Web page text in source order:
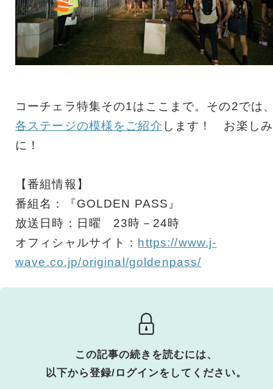
コーチェラ特集その1はここまで。その2では
各ステージの模様をご紹介 します！ お楽しみ
に！
【番組情報】
番組名：『GOLDEN PASS』
放送日時：日曜 23時－24時
オフィシャルサイト： https://www.j-
wave.co.jp/original/goldenpass/
この記事の続きを読むには、
以下から登録/ログインをしてください。